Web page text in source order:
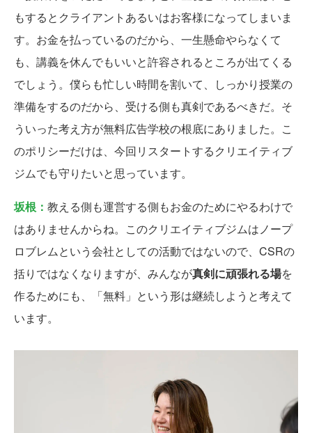
もするとクライアントあるいはお客様になってしまいま
す。お金を払っているのだから、一生懸命やらなくて
も、講義を休んでもいいと許容されるところが出てくる
でしょう。僕らも忙しい時間を割いて、しっかり授業の
準備をするのだから、受ける側も真剣であるべきだ。そ
ういった考え方が無料広告学校の根底にありました。こ
のポリシーだけは、今回リスタートするクリエイティブ
ジムでも守りたいと思っています。
坂根： 教える側も運営する側もお金のためにやるわけで
はありませんからね。このクリエイティブジムはノープ
ロブレムという会社としての活動ではないので、CSRの
括りではなくなりますが、みんなが真剣に頑張れる場を
作るためにも、「無料」という形は継続しようと考えて
います。